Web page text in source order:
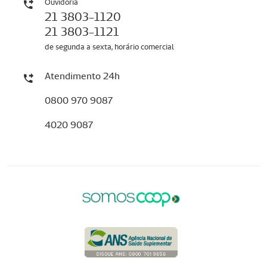
Ouvidoria
21 3803-1120
21 3803-1121
de segunda a sexta, horário comercial
Atendimento 24h
0800 970 9087
4020 9087